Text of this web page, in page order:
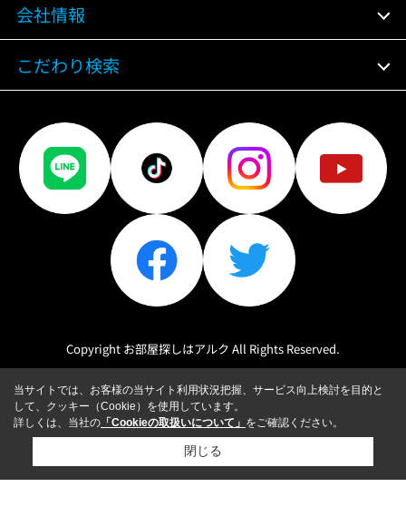
会社情報
こだわり検索
Copyright お部屋探しはアルク All Rights Reserved.
当サイトでは、お客様の当サイト利用状況把握、サービス向上検討を目的と
して、クッキー（Cookie）を使用しています。
詳しくは、当社の 「Cookieの取扱いについて」 をご確認ください。
閉じる